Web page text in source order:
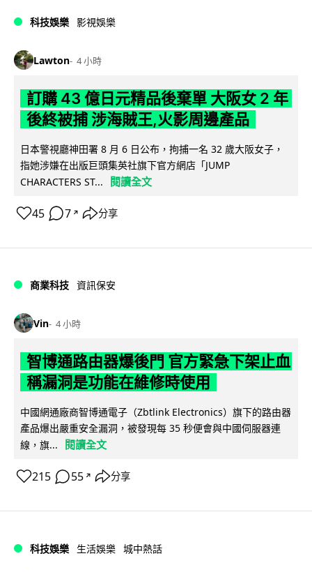
科技娛樂 影視娛樂
Lawton 4 小時
訂購 43 億日元精品後棄單 大阪女 2 年
後終被捕 涉海賊王,火影周邊產品
日本警視廳神田署 8 月 6 日公布，拘捕一名 32 歲大阪女子，
指她涉嫌在出版巨頭集英社旗下官方網店「JUMP
CHARACTERS ST...
閱讀全文
45 7 ↗ 分享
商業科技 資訊保安
Vin 4 小時
智博通路由器爆後門 官方緊急下架止血
稱漏洞是功能在維修時使用
中國網通廠商智博通電子（Zbtlink Electronics）旗下的路由器
產品爆出嚴重安全漏洞，被發現每 35 秒便會與中國伺服器連
線，旗...
閱讀全文
215 55 ↗ 分享
科技娛樂 生活娛樂 城中熱話